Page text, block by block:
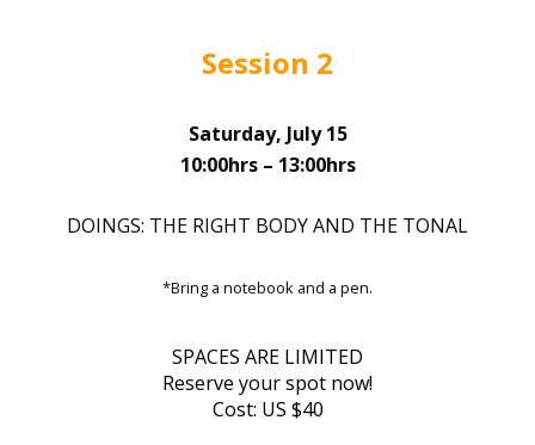
Session 2
Saturday, July 15
10:00hrs – 13:00hrs
DOINGS: THE RIGHT BODY AND THE TONAL
*Bring a notebook and a pen.
SPACES ARE LIMITED
Reserve your spot now!
Cost: US $40